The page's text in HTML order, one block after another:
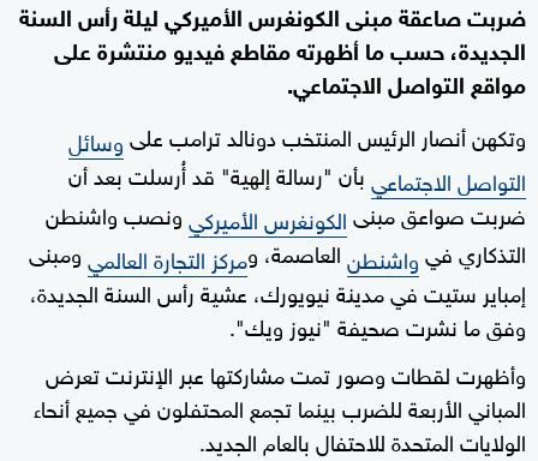
ضربت صاعقة مبنى الكونغرس الأميركي ليلة رأس السنة
الجديدة، حسب ما أظهرته مقاطع فيديو منتشرة على
مواقع التواصل الاجتماعي.
وتكهن أنصار الرئيس المنتخب دونالد ترامب علىوسائل
التواصل الاجتماعيبأن "رسالة إلهية" قد أُرسلت بعد أن
ضربت صواعق مبنىالكونغرس الأميركيونصب واشنطن
التذكاري فيواشنطنالعاصمة، ومركز التجارة العالميومبنى
إمباير ستيت في مدينة نيويورك، عشية رأس السنة الجديدة،
وفق ما نشرت صحيفة "نيوز ويك".
وأظهرت لقطات وصور تمت مشاركتها عبر الإنترنت تعرض
المباني الأربعة للضرب بينما تجمع المحتفلون في جميع أنحاء
الولايات المتحدة للاحتفال بالعام الجديد.